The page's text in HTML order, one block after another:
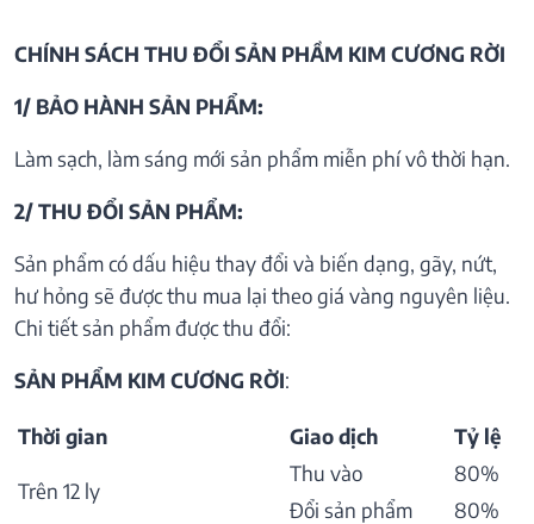
CHÍNH SÁCH THU ĐỔI SẢN PHẦM KIM CƯƠNG RỜI
1/ BẢO HÀNH SẢN PHẨM:
Làm sạch, làm sáng mới sản phẩm miễn phí vô thời hạn.
2/ THU ĐỔI SẢN PHẨM:
Sản phẩm có dấu hiệu thay đổi và biến dạng, gãy, nứt,
hư hỏng sẽ được thu mua lại theo giá vàng nguyên liệu.
Chi tiết sản phẩm được thu đổi:
SẢN PHẨM KIM CƯƠNG RỜI:
Thời gian Giao dịch Tỷ lệ
Trên 12 ly
Thu vào
80%
Đổi sản phẩm
80%